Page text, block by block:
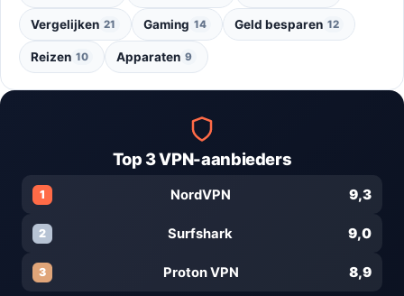
Vergelijken 21 Gaming 14 Geld besparen 12
Reizen 10 Apparaten 9
Top 3 VPN-aanbieders
1 NordVPN 9,3
2 Surfshark 9,0
3 Proton VPN 8,9